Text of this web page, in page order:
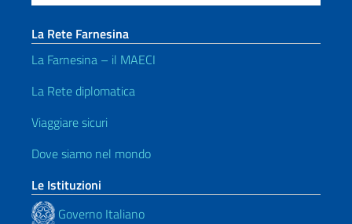
La Rete Farnesina
La Farnesina – il MAECI
La Rete diplomatica
Viaggiare sicuri
Dove siamo nel mondo
Le Istituzioni
Governo Italiano